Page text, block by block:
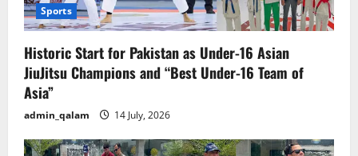
Sports
Historic Start for Pakistan as Under-16 Asian
JiuJitsu Champions and “Best Under-16 Team of
Asia”
admin_qalam 14 July, 2026